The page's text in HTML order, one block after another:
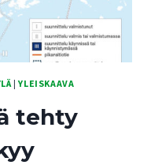
|YLEISKAAVA
tehty